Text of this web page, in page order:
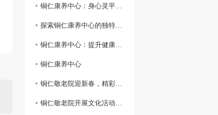
铜仁康养中心：身心灵平衡的..场所
探索铜仁康养中心的独特之处
铜仁康养中心：提升健康生活质量的理想去处
铜仁康养中心
铜仁敬老院迎新春，精彩活动温暖老有所依
铜仁敬老院开展文化活动，丰富老年生活